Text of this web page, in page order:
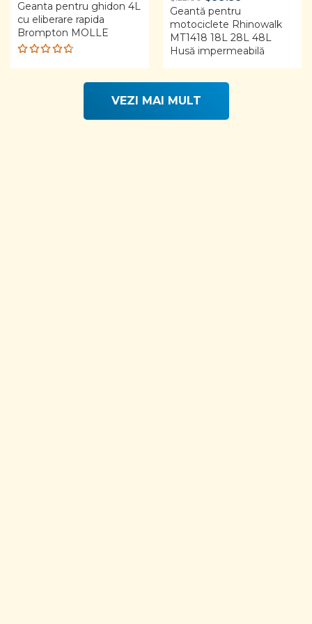
was:
$27.05.
is:
$25.00.
Geanta pentru ghidon 4L
cu eliberare rapida
Brompton MOLLE
Rated
price
was:
$122.00.
is:
$99.99.
Geantă pentru
motociclete Rhinowalk
MT1418 18L 28L 48L
Husă impermeabilă
VEZI MAI MULT